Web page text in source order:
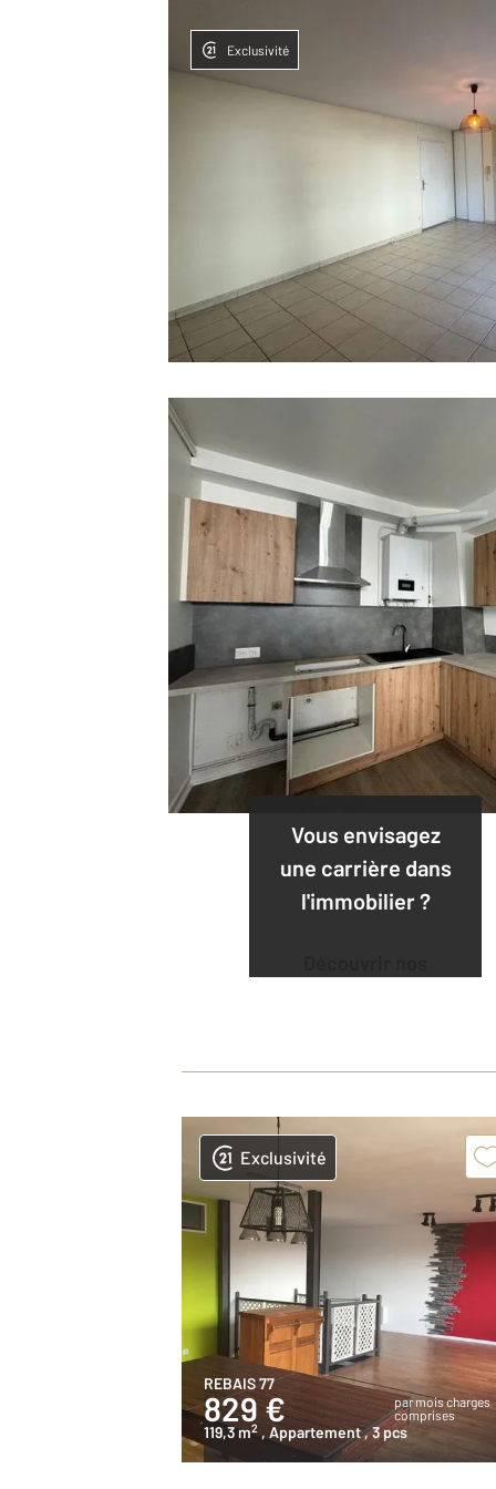
Exclusivité
Vous envisagez
une carrière dans
l'immobilier ?
Exclusivité
REBAIS 77
829 €
par mois charges
comprises
119,3 m2 , Appartement, 3 pcs